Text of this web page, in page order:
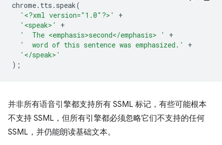
chrome. tts . speak(
'<?xml version="1.0"?>'
+
'<speak>'
+
'  The <emphasis>second</emphasis> '
+
'  word of this sentence was emphasized.'
+
'</speak>'
);
并非所有语音引擎都支持所有 SSML 标记，有些可能根本
不支持 SSML，但所有引擎都必须忽略它们不支持的任何
SSML，并仍能朗读基础文本。